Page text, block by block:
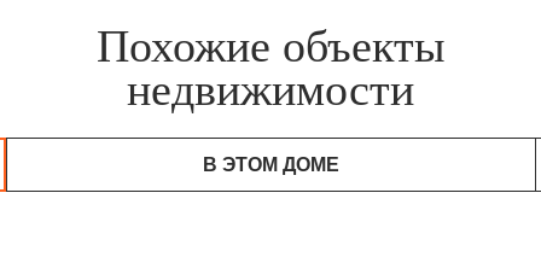
Похожие объекты
недвижимости
В ЭТОМ ДОМЕ